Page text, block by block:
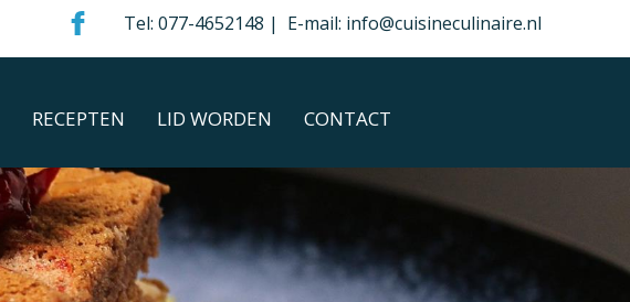
Tel: 077-4652148 | E-mail: info@cuisineculinaire.nl
RECEPTEN LID WORDEN CONTACT